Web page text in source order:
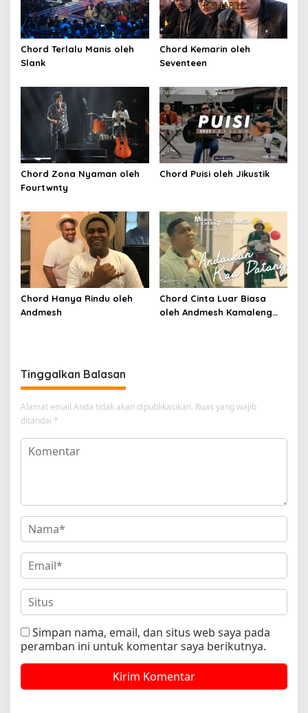
Chord Terlalu Manis oleh
Slank
Chord Kemarin oleh
Seventeen
Chord Zona Nyaman oleh
Fourtwnty
Chord Puisi oleh Jikustik
Chord Hanya Rindu oleh
Andmesh
Chord Cinta Luar Biasa
oleh Andmesh Kamaleng
Tinggalkan Balasan
Alamat email Anda tidak akan dipublikasikan. Ruas yang wajib
ditandai *
Simpan nama, email, dan situs web saya pada
peramban ini untuk komentar saya berikutnya.